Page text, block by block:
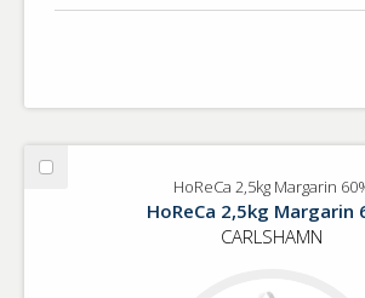
Välj
HoReCa 2,5kg Margarin
HoReCa 2,5kg Margarin
CARLSHAMN